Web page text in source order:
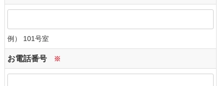
例） 101号室
お電話番号 ※